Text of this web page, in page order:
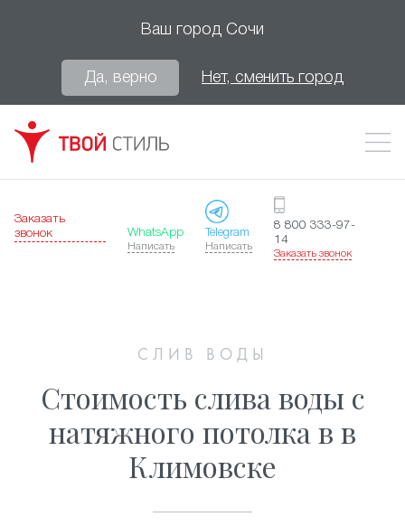
Ваш город Сочи
Да, верно Нет, сменить город
Заказать
звонок
WhatsApp
Написать
Telegram
Написать
8 800 333-97-
14
Заказать звонок
СЛИВ ВОДЫ
Стоимость слива воды с
натяжного потолка в в
Климовске